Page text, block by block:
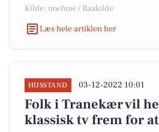
Kilde: noehow / Raakilde
Læs hele artiklen her
HUSSTAND 03-12-2022 10:01
Folk i Tranekær vil
klassisk tv frem for